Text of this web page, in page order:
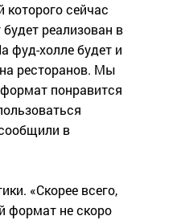
которого сейчас
реализован в
фуд-холле будет и
ресторанов. Мы
понравится
в
«Скорее всего,
формат не скоро